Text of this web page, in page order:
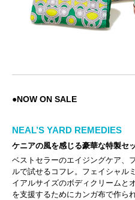
●NOW ON SALE
NEAL’S YARD REMEDIES
ケニアの風を感じる豪華な特製セッ
ベストセラーのエイジングケア、
ルで試せるコフレ。フェイシャル
イアルサイズのボディクリームと
を支援するためにカンガ布で作ら